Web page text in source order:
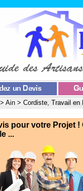
> Ain > Cordiste, Travail en
pour votre Projet !
...